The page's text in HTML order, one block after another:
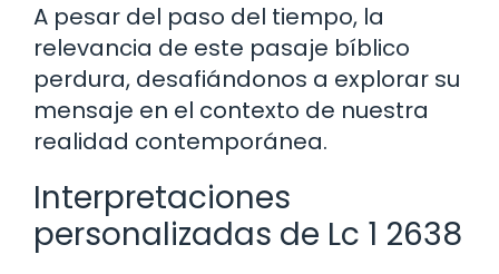
A pesar del paso del tiempo, la
relevancia de este pasaje bíblico
perdura, desafiándonos a explorar su
mensaje en el contexto de nuestra
realidad contemporánea.
Interpretaciones
personalizadas de Lc 1 2638